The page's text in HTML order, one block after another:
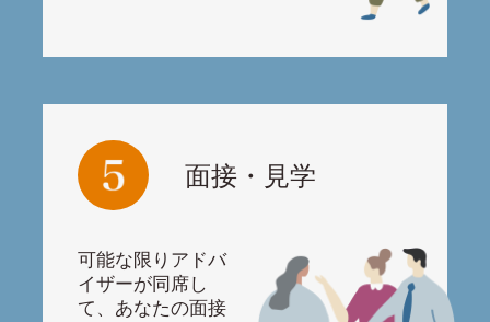
面接・見学
可能な限りアドバ
イザーが同席し
て、あなたの面接